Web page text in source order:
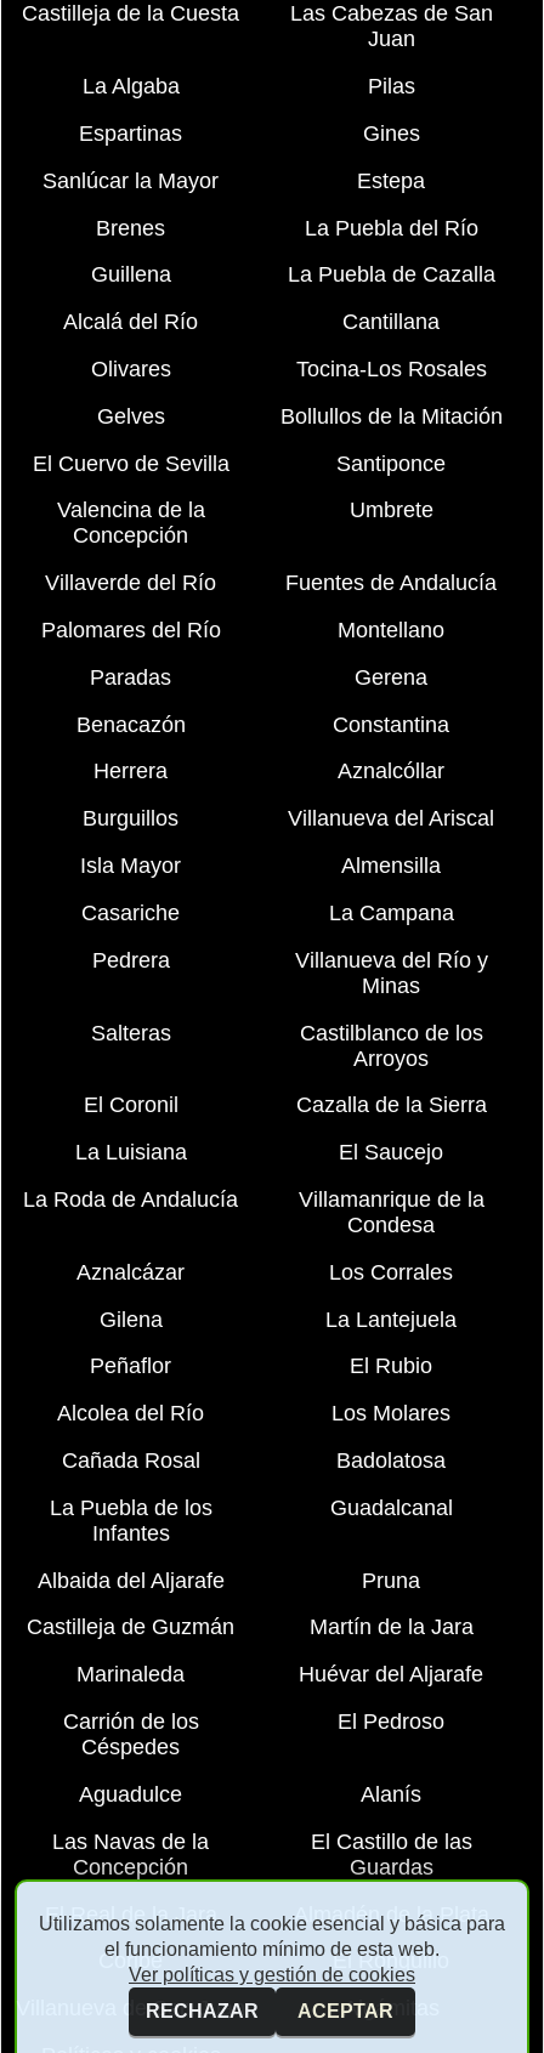
Castilleja de la Cuesta
Las Cabezas de San
Juan
La Algaba
Pilas
Espartinas
Gines
Sanlúcar la Mayor
Estepa
Brenes
La Puebla del Río
Guillena
La Puebla de Cazalla
Alcalá del Río
Cantillana
Olivares
Tocina-Los Rosales
Gelves
Bollullos de la Mitación
El Cuervo de Sevilla
Santiponce
Valencina de la
Concepción
Umbrete
Villaverde del Río
Fuentes de Andalucía
Palomares del Río
Montellano
Paradas
Gerena
Benacazón
Constantina
Herrera
Aznalcóllar
Burguillos
Villanueva del Ariscal
Isla Mayor
Almensilla
Casariche
La Campana
Pedrera
Villanueva del Río y
Minas
Salteras
Castilblanco de los
Arroyos
El Coronil
Cazalla de la Sierra
La Luisiana
El Saucejo
La Roda de Andalucía
Villamanrique de la
Condesa
Aznalcázar
Los Corrales
Gilena
La Lantejuela
Peñaflor
El Rubio
Alcolea del Río
Los Molares
Cañada Rosal
Badolatosa
La Puebla de los
Infantes
Guadalcanal
Albaida del Aljarafe
Pruna
Castilleja de Guzmán
Martín de la Jara
Marinaleda
Huévar del Aljarafe
Carrión de los
Céspedes
El Pedroso
Aguadulce
Alanís
Las Navas de la
Concepción
El Castillo de las
Guardas
El Real de la Jara
Almadén de la Plata
Coripe
El Ronquillo
Villanueva de San Juan
Algámitas
Utilizamos solamente la cookie esencial y básica para
el funcionamiento mínimo de esta web.
Ver políticas y gestión de cookies
RECHAZAR
ACEPTAR